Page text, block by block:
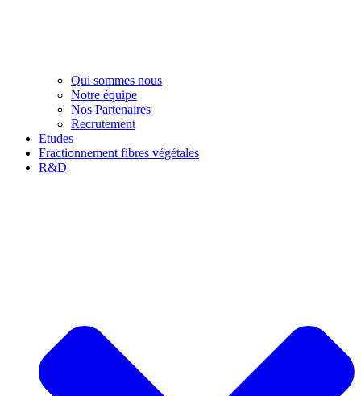
Qui sommes nous
Notre équipe
Nos Partenaires
Recrutement
Etudes
Fractionnement fibres végétales
R&D